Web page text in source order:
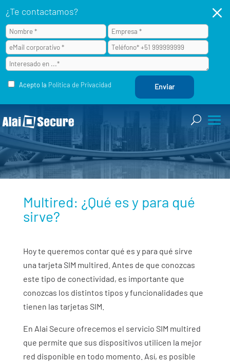
¿Te contactamos?
Acepto la Política de Privacidad
M
Multired: ¿Qué es y para qué
sirve?
Hoy te queremos contar qué es y para qué sirve
una tarjeta SIM multired. Antes de que conozcas
este tipo de conectividad, es importante que
conozcas los distintos tipos y funcionalidades que
tienen las tarjetas SIM.
En Alai Secure ofrecemos el servicio SIM multired
que permite que sus dispositivos utilicen la mejor
red disponible en todo momento. Así, es posible